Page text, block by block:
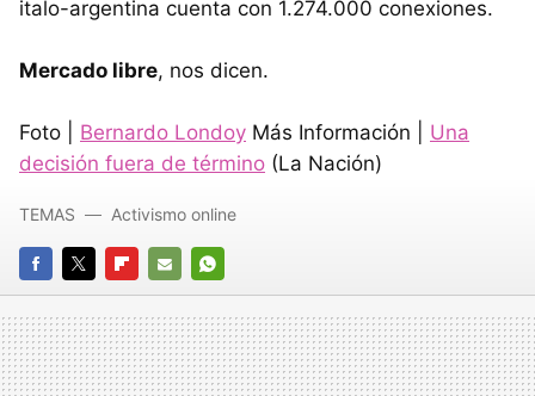
italo-argentina cuenta con 1.274.000 conexiones.
Mercado libre, nos dicen.
Foto | Bernardo Londoy Más Información | Una
decisión fuera de término (La Nación)
FACEBOOK
TWITTERFLIPBOARD
E-
MAIL
WHATSAPP
TEMAS Activismo online